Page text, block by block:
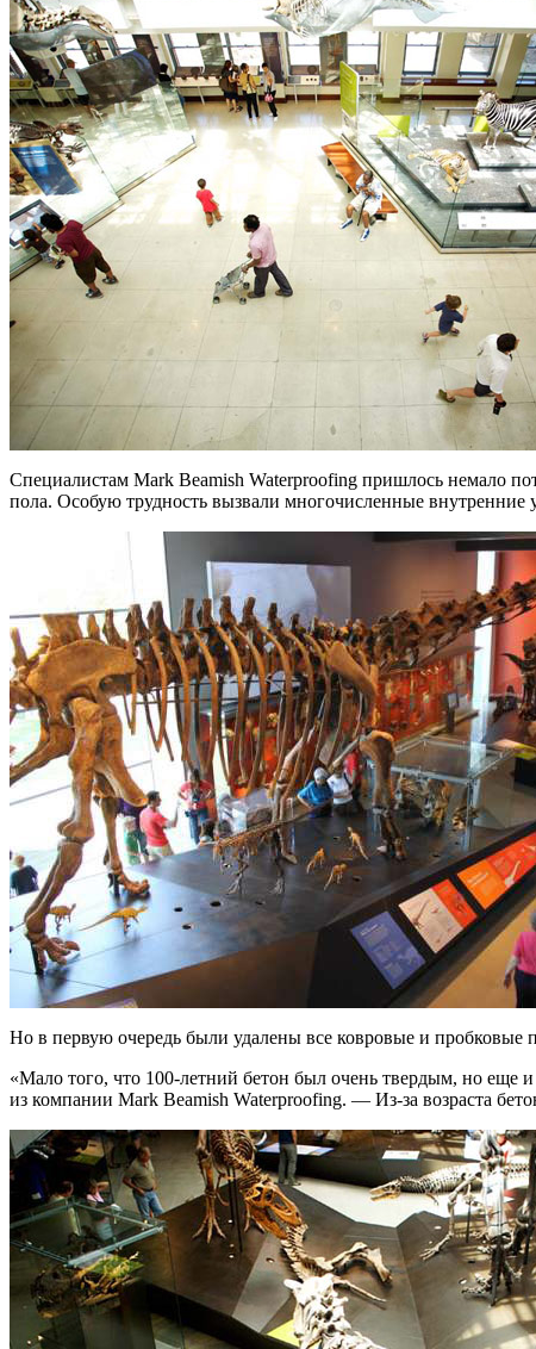
Специалистам Mark Beamish Waterproofing пришлось немало
пола. Особую трудность вызвали многочисленные
Но в первую очередь были удалены все ковровые и
«Мало того, что 100-летний бетон был очень твердым, но еще
из компании Mark Beamish Waterproofing. — Из-за возраста